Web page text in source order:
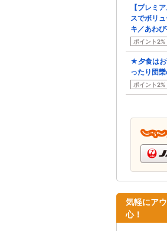
【プレミ
スでボリ
キ／あわび
ポイント2%
★夕食はお
ったり団欒
ポイント2%
気軽にア
心！